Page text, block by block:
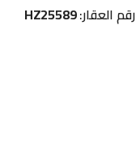
رقم العقار: